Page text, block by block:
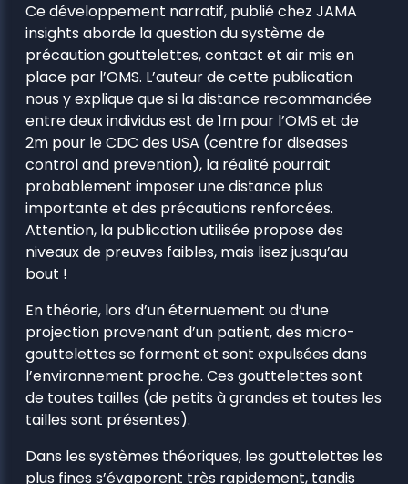
Ce développement narratif, publié chez JAMA
insights aborde la question du système de
précaution gouttelettes, contact et air mis en
place par l’OMS. L’auteur de cette publication
nous y explique que si la distance recommandée
entre deux individus est de 1m pour l’OMS et de
2m pour le CDC des USA (centre for diseases
control and prevention), la réalité pourrait
probablement imposer une distance plus
importante et des précautions renforcées.
Attention, la publication utilisée propose des
niveaux de preuves faibles, mais lisez jusqu’au
bout !
En théorie, lors d’un éternuement ou d’une
projection provenant d’un patient, des micro-
gouttelettes se forment et sont expulsées dans
l’environnement proche. Ces gouttelettes sont
de toutes tailles (de petits à grandes et toutes les
tailles sont présentes).
Dans les systèmes théoriques, les gouttelettes les
plus fines s’évaporent très rapidement, tandis